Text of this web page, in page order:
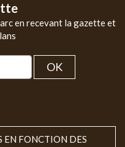
en recevant la gazette et
OK
EN FONCTION DES